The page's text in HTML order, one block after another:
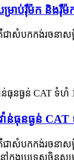
រាប់រ៉ឺម៉ក និងរ៉ឺ
សំបកកង់រចនាសម្ព័
ាន់​ធុន​ធ្ងន់
សំបកកង់រចនាសម្
ងប្រទេសចិនសម្រា